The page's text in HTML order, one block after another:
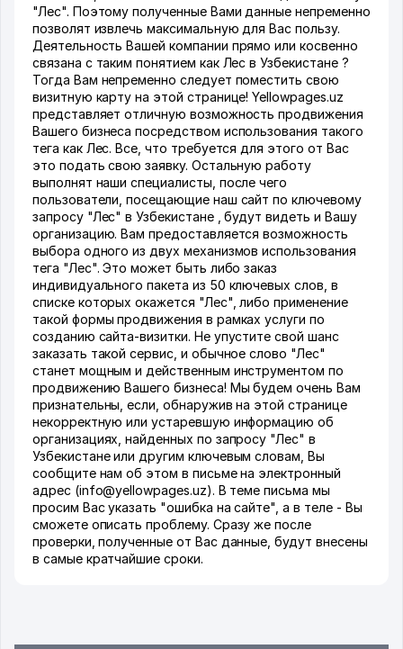
"Лес". Поэтому полученные Вами данные непременно
позволят извлечь максимальную для Вас пользу.
Деятельность Вашей компании прямо или косвенно
связана с таким понятием как Лес в Узбекистане ?
Тогда Вам непременно следует поместить свою
визитную карту на этой странице! Yellowpages.uz
представляет отличную возможность продвижения
Вашего бизнеса посредством использования такого
тега как Лес. Все, что требуется для этого от Вас
это подать свою заявку. Остальную работу
выполнят наши специалисты, после чего
пользователи, посещающие наш сайт по ключевому
запросу "Лес" в Узбекистане , будут видеть и Вашу
организацию. Вам предоставляется возможность
выбора одного из двух механизмов использования
тега "Лес". Это может быть либо заказ
индивидуального пакета из 50 ключевых слов, в
списке которых окажется "Лес", либо применение
такой формы продвижения в рамках услуги по
созданию сайта-визитки. Не упустите свой шанс
заказать такой сервис, и обычное слово "Лес"
станет мощным и действенным инструментом по
продвижению Вашего бизнеса! Мы будем очень Вам
признательны, если, обнаружив на этой странице
некорректную или устаревшую информацию об
организациях, найденных по запросу "Лес" в
Узбекистане или другим ключевым словам, Вы
сообщите нам об этом в письме на электронный
адрес (info@yellowpages.uz). В теме письма мы
просим Вас указать "ошибка на сайте", а в теле - Вы
сможете описать проблему. Сразу же после
проверки, полученные от Вас данные, будут внесены
в самые кратчайшие сроки.